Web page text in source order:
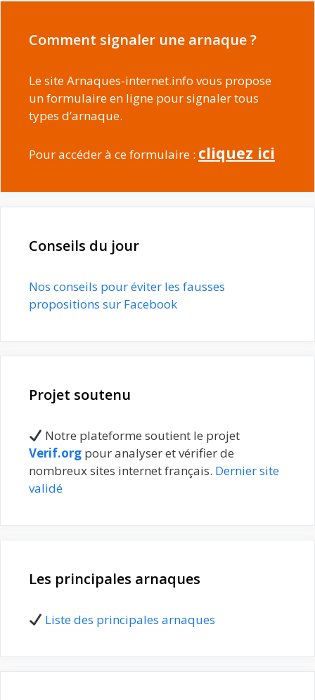
Comment signaler une arnaque ?
Le site Arnaques-internet.info vous propose
un formulaire en ligne pour signaler tous
types d’arnaque.
Pour accéder à ce formulaire : cliquez ici
Conseils du jour
Nos conseils pour éviter les fausses
propositions sur Facebook
Projet soutenu
Notre plateforme soutient le projet
Verif.org pour analyser et vérifier de
nombreux sites internet français. Dernier site
validé
Les principales arnaques
Liste des principales arnaques